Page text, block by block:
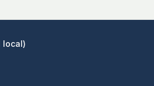
local)